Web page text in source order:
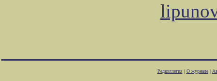
Редколлегия| О журнале|